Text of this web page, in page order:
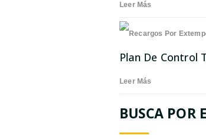
Leer Más
Plan De Control
Leer Más
BUSCA POR